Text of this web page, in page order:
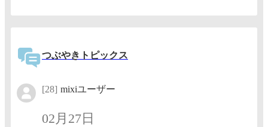
つぶやきトピックス
[28] mixiユーザー
02月27日